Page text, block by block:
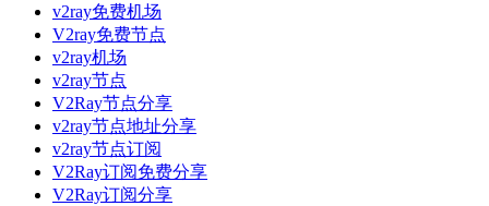
v2ray免费机场
V2ray免费节点
v2ray机场
v2ray节点
V2Ray节点分享
v2ray节点地址分享
v2ray节点订阅
V2Ray订阅免费分享
V2Ray订阅分享